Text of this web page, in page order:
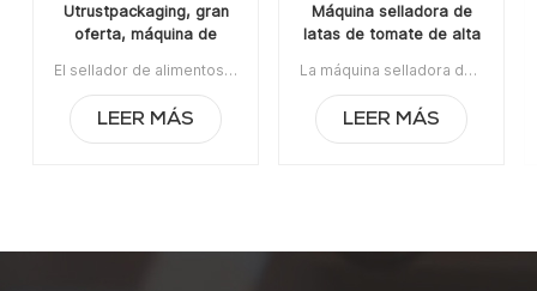
Utrustpackaging, gran
oferta, máquina de
sellador de alimentos
enlatados
El sellador de alimentos enlatados de la máquina de sellado de latas manual de venta caliente de Utrustpackaging es adecuado para sellar todo tipo de latas de PET / latas de papel compuesto, latas u otros recipientes redondos. Alta eficiencia por transmisión mecánica, estructuras simples y convenientes de mantener, peso ligero y fácil de operar.La orden mínima:1Pago:T/TPuerto de embarque:CantónRegión original:PorcelanaTiempo de espera:3-5 días después de recibir el depósito
LEER MÁS
Máquina selladora de
latas de tomate de alta
La máquina selladora de latas de tomate de alta calidad es adecuada para sellar todo tipo de latas de PET / latas de papel compuesto, latas u otros recipientes redondos. Alta eficiencia por transmisión mecánica, estructuras simples y convenientes de mantener, peso ligero y fácil de operar. La orden mínima:1Pago:T/TPuerto de embarque:CantónRegión original:PorcelanaTiempo de espera:3-5 días después de recibir el depósito
LEER MÁS